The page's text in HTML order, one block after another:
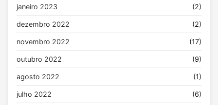
janeiro 2023 (2)
dezembro 2022 (2)
novembro 2022 (17)
outubro 2022 (9)
agosto 2022 (1)
julho 2022 (6)